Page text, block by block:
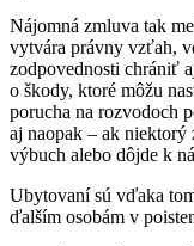
Nájomná zmluva tak
vytvára právny vzťah,
zodpovednosti chrániť
o škody, ktoré môžu
porucha na rozvodoch
aj naopak – ak niektorý
výbuch alebo dôjde k
Ubytovaní sú vďaka
ďalším osobám v